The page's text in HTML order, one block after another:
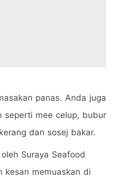
panas. Anda juga
seperti mee celup, bubur
dan sosej bakar.
Suraya Seafood
kesan memuaskan di